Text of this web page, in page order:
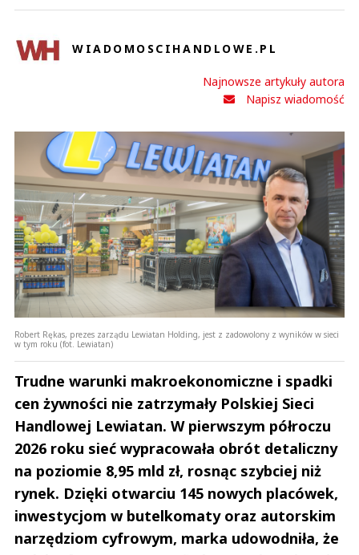
WIADOMOSCIHANDLOWE.PL
Najnowsze artykuły autora
Napisz wiadomość
Robert Rękas, prezes zarządu Lewiatan Holding, jest z zadowolony z wyników w sieci
w tym roku (fot. Lewiatan)
Trudne warunki makroekonomiczne i spadki
cen żywności nie zatrzymały Polskiej Sieci
Handlowej Lewiatan. W pierwszym półroczu
2026 roku sieć wypracowała obrót detaliczny
na poziomie 8,95 mld zł, rosnąc szybciej niż
rynek. Dzięki otwarciu 145 nowych placówek,
inwestycjom w butelkomaty oraz autorskim
narzędziom cyfrowym, marka udowodniła, że